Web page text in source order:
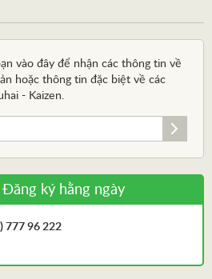
vào đây để nhận các thông tin về
hoặc thông tin đặc biệt về các
- Kaizen.
Đăng ký hằng ngày
777 96 222